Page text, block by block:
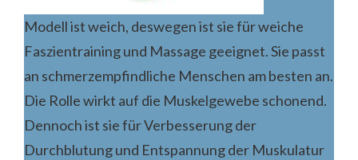
Modell ist weich, deswegen ist sie für weiche
Faszientraining und Massage geeignet. Sie passt
an schmerzempfindliche Menschen am besten an.
Die Rolle wirkt auf die Muskelgewebe schonend.
Dennoch ist sie für Verbesserung der
Durchblutung und Entspannung der Muskulatur